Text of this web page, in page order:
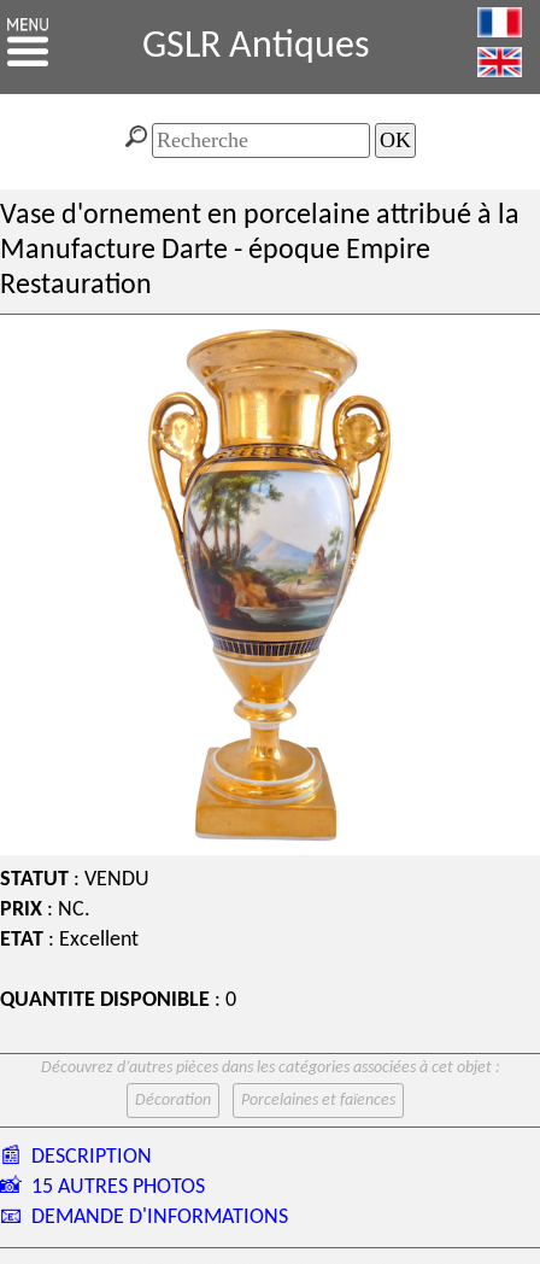
GSLR Antiques
Vase d'ornement en porcelaine attribué à la
Manufacture Darte - époque Empire
Restauration
STATUT : VENDU
PRIX : NC.
ETAT : Excellent
QUANTITE DISPONIBLE : 0
Découvrez d’autres pièces dans les catégories associées à cet objet :
Décoration
Porcelaines et faïences
📰 DESCRIPTION
📸 15 AUTRES PHOTOS
📧 DEMANDE D'INFORMATIONS